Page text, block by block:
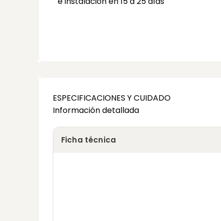
ESPECIFICACIONES Y CUIDADO
Información detallada
Ficha técnica